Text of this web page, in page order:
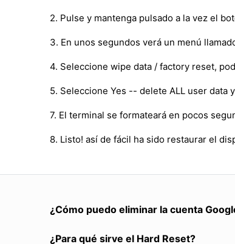
2. Pulse y mantenga pulsado a la vez el
3. En unos segundos verá un menú
4. Seleccione wipe data / factory reset,
5. Seleccione Yes -- delete ALL user
7. El terminal se formateará en pocos
8. Listo! así de fácil ha sido restaurar el
¿Cómo puedo eliminar la cuenta
¿Para qué sirve el Hard Reset?